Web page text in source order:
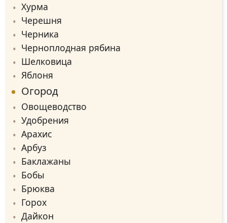
Хурма
Черешня
Черника
Черноплодная рябина
Шелковица
Яблоня
Огород
Овощеводство
Удобрения
Арахис
Арбуз
Баклажаны
Бобы
Брюква
Горох
Дайкон